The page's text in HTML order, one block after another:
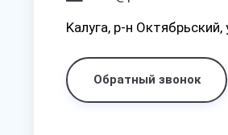
Kaлyгa, p-н
Обратный звонок